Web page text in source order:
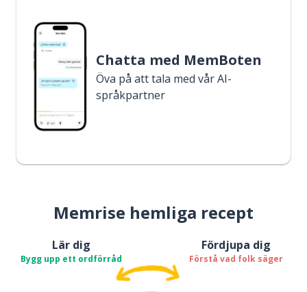
Chatta med MemBoten
Öva på att tala med vår AI-
språkpartner
Memrise hemliga recept
Lär dig
Bygg upp ett ordförråd
Fördjupa dig
Förstå vad folk säger